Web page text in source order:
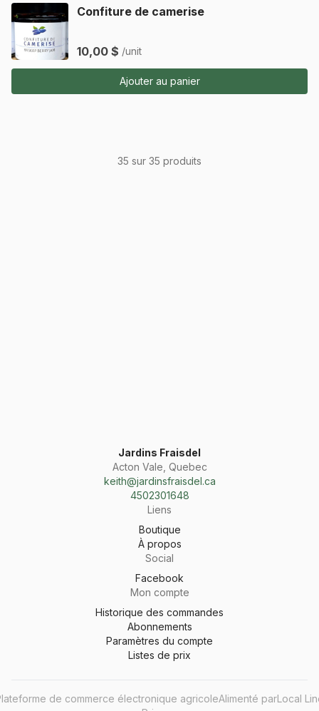
Confiture de camerise
10,00 $ /unit
Ajouter au panier
35 sur 35 produits
Jardins Fraisdel
Acton Vale, Quebec
keith@jardinsfraisdel.ca
4502301648
Liens
Boutique
À propos
Social
Facebook
Mon compte
Historique des commandes
Abonnements
Paramètres du compte
Listes de prix
de commerce électronique agricoleAlimenté parLocal